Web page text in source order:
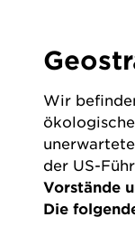
Wir
der US-
Vorstände
Die